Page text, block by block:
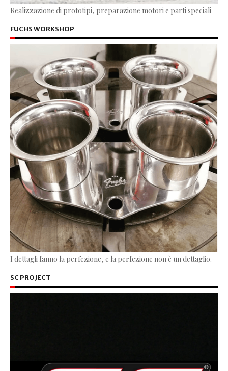
Realizzazione di prototipi, preparazione motori e parti speciali
FUCHS WORKSHOP
I dettagli fanno la perfezione, e la perfezione non è un dettaglio.
SC PROJECT